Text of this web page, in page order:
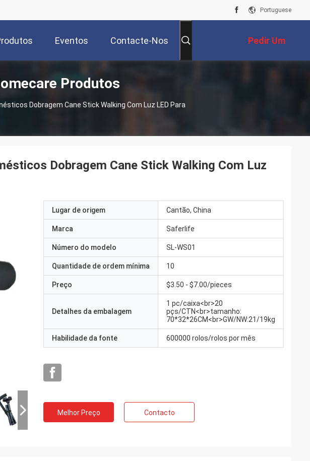
Portuguese
Eventos Contacte-Nos Pedir Um
Orçamento
Produtos
Dobragem Cane Stick Walking Com Luz LED Para
Dobragem Cane Stick Walking Com Luz
Lugar de origem Cantão, China
Marca Saferlife
Número do modelo SL-WS01
Quantidade de ordem mínima 10
Preço $3.50 - $7.00/pieces
Detalhes da embalagem
1 pc/caixa<br>20
pçs/CTN<br>tamanho:
70*32*26CM<br>GW/NW:21/19kg
Habilidade da fonte 600000 rolos/rolos por mês
Melhor Preço Contacto